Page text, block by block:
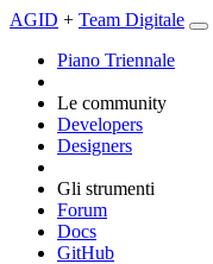
AGID + Team Digitale
Piano Triennale
Le community
Developers
Designers
Gli strumenti
Forum
Docs
GitHub